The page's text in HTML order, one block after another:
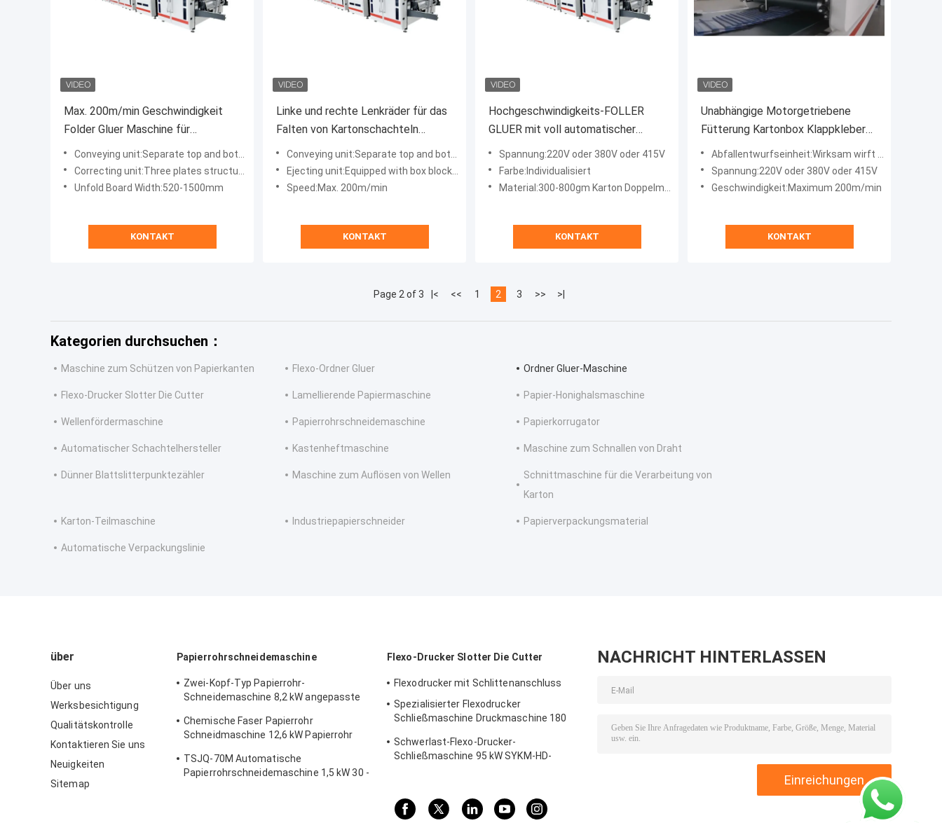
Max. 200m/min Geschwindigkeit
Folder Gluer Maschine für
maßgeschneiderte Lösungen
Anbieter
Conveying unit:Separate top and bottom driving structure with soft belt that won't damage boxes' surface
Correcting unit:Three plates structure with pusher and side guider
Unfold Board Width:520-1500mm
KONTAKT
Linke und rechte Lenkräder für das
Falten von Kartonschachteln
Klappklebermaschine Faltplatte
Breite 520-1500mm
Conveying unit:Separate top and bottom driving structure with soft belt that won't damage boxes' surface
Ejecting unit:Equipped with box blocking device and pneumatic front blocking device for bottom crush locking box
Speed:Max. 200m/min
KONTAKT
Hochgeschwindigkeits-FOLLER
GLUER mit voll automatischer
Funktion
Spannung:220V oder 380V oder 415V
Farbe:Individualisiert
Material:300-800gm Karton Doppelmontage und Montage von E, C, B, A, flache Form
KONTAKT
Unabhängige Motorgetriebene
Fütterung Kartonbox Klappkleber
für individuelle Bedürfnisse
Abfallentwurfseinheit:Wirksam wirft nicht konforme Produkte aus
Spannung:220V oder 380V oder 415V
Geschwindigkeit:Maximum 200m/min
KONTAKT
Page 2 of 3 |< << 1 2 3 >> >|
Kategorien durchsuchen：
Maschine zum Schützen von Papierkanten Flexo-Ordner Gluer Ordner Gluer-Maschine
Flexo-Drucker Slotter Die Cutter Lamellierende Papiermaschine Papier-Honighalsmaschine
Wellenfördermaschine Papierrohrschneidemaschine Papierkorrugator
Automatischer Schachtelhersteller Kastenheftmaschine Maschine zum Schnallen von Draht
Dünner Blattslitterpunktezähler Maschine zum Auflösen von Wellen
Schnittmaschine für die Verarbeitung von
Karton
Karton-Teilmaschine Industriepapierschneider Papierverpackungsmaterial
Automatische Verpackungslinie
über
Über uns
Werksbesichtigung
Qualitätskontrolle
Kontaktieren Sie uns
Neuigkeiten
Sitemap
Papierrohrschneidemaschine
Zwei-Kopf-Typ Papierrohr-
Schneidemaschine 8,2 kW angepasste
Chemische Faser Papierrohr
Schneidmaschine 12,6 kW Papierrohr
TSJQ-70M Automatische
Papierrohrschneidemaschine 1,5 kW 30 -
Flexo-Drucker Slotter Die Cutter
Flexodrucker mit Schlittenanschluss
Spezialisierter Flexodrucker
Schließmaschine Druckmaschine 180
Schwerlast-Flexo-Drucker-
Schließmaschine 95 kW SYKM-HD-
NACHRICHT HINTERLASSEN